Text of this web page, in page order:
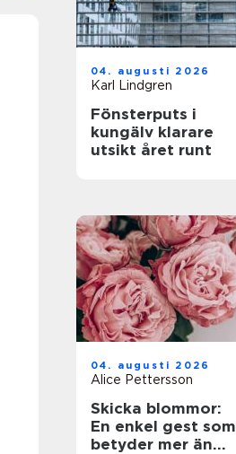
04. augusti 2026
Karl Lindgren
Fönsterputs i
kungälv klarare
utsikt året runt
04. augusti 2026
Alice Pettersson
Skicka blommor:
En enkel gest som
betyder mer än